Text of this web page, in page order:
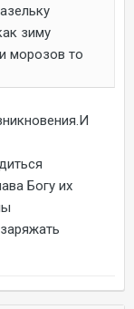
зиму
морозов то
Богу их